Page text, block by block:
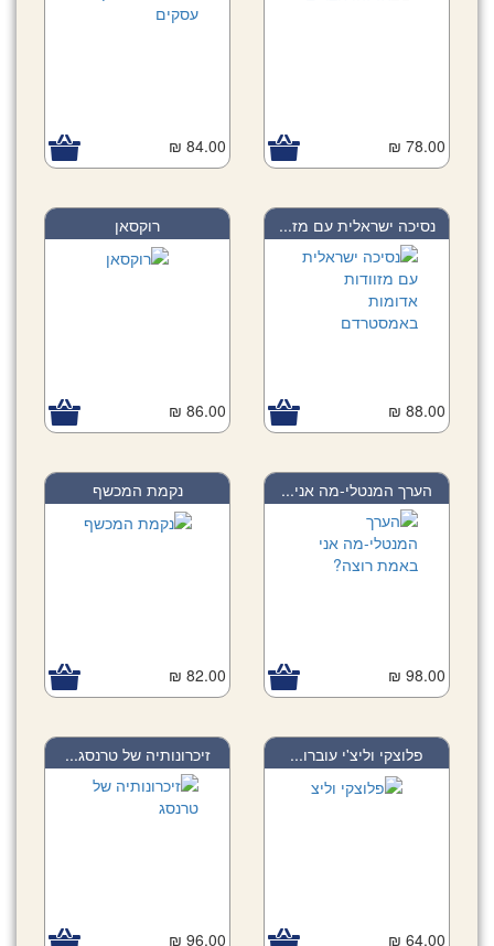
78.00 ₪
84.00 ₪
נסיכה ישראלית עם מז...
88.00 ₪
רוקסאן
86.00 ₪
הערך המנטלי-מה אני...
98.00 ₪
נקמת המכשף
82.00 ₪
פלוצקי וליצ'י עוברו...
64.00 ₪
זיכרונותיה של טרנסג...
96.00 ₪